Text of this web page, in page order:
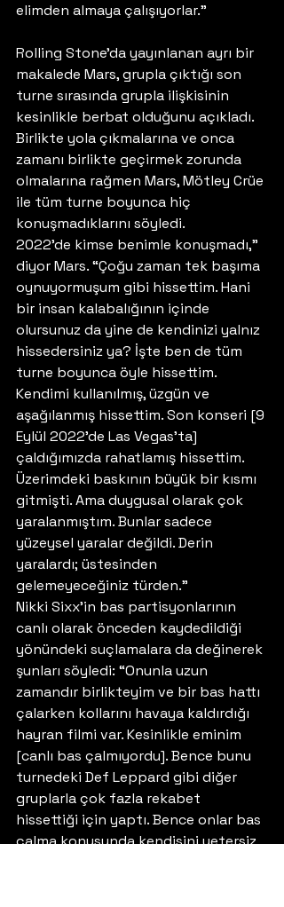
elimden almaya çalışıyorlar.”
Rolling Stone’da yayınlanan ayrı bir
makalede Mars, grupla çıktığı son
turne sırasında grupla ilişkisinin
kesinlikle berbat olduğunu açıkladı.
Birlikte yola çıkmalarına ve onca
zamanı birlikte geçirmek zorunda
olmalarına rağmen Mars, Mötley Crüe
ile tüm turne boyunca hiç
konuşmadıklarını söyledi.
2022’de kimse benimle konuşmadı,”
diyor Mars. “Çoğu zaman tek başıma
oynuyormuşum gibi hissettim. Hani
bir insan kalabalığının içinde
olursunuz da yine de kendinizi yalnız
hissedersiniz ya? İşte ben de tüm
turne boyunca öyle hissettim.
Kendimi kullanılmış, üzgün ve
aşağılanmış hissettim. Son konseri [9
Eylül 2022’de Las Vegas’ta]
çaldığımızda rahatlamış hissettim.
Üzerimdeki baskının büyük bir kısmı
gitmişti. Ama duygusal olarak çok
yaralanmıştım. Bunlar sadece
yüzeysel yaralar değildi. Derin
yaralardı; üstesinden
gelemeyeceğiniz türden.”
Nikki Sixx’in bas partisyonlarının
canlı olarak önceden kaydedildiği
yönündeki suçlamalara da değinerek
şunları söyledi: “Onunla uzun
zamandır birlikteyim ve bir bas hattı
çalarken kollarını havaya kaldırdığı
hayran filmi var. Kesinlikle eminim
[canlı bas çalmıyordu]. Bence bunu
turnedeki Def Leppard gibi diğer
gruplarla çok fazla rekabet
hissettiği için yaptı. Bence onlar bas
çalma konusunda kendisini yetersiz